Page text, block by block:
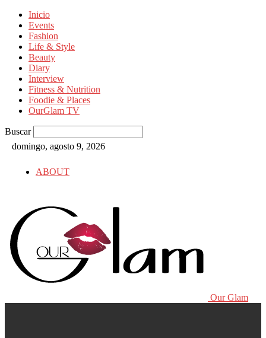
Inicio
Events
Fashion
Life & Style
Beauty
Diary
Interview
Fitness & Nutrition
Foodie & Places
OurGlam TV
Buscar
domingo, agosto 9, 2026
ABOUT
Our Glam